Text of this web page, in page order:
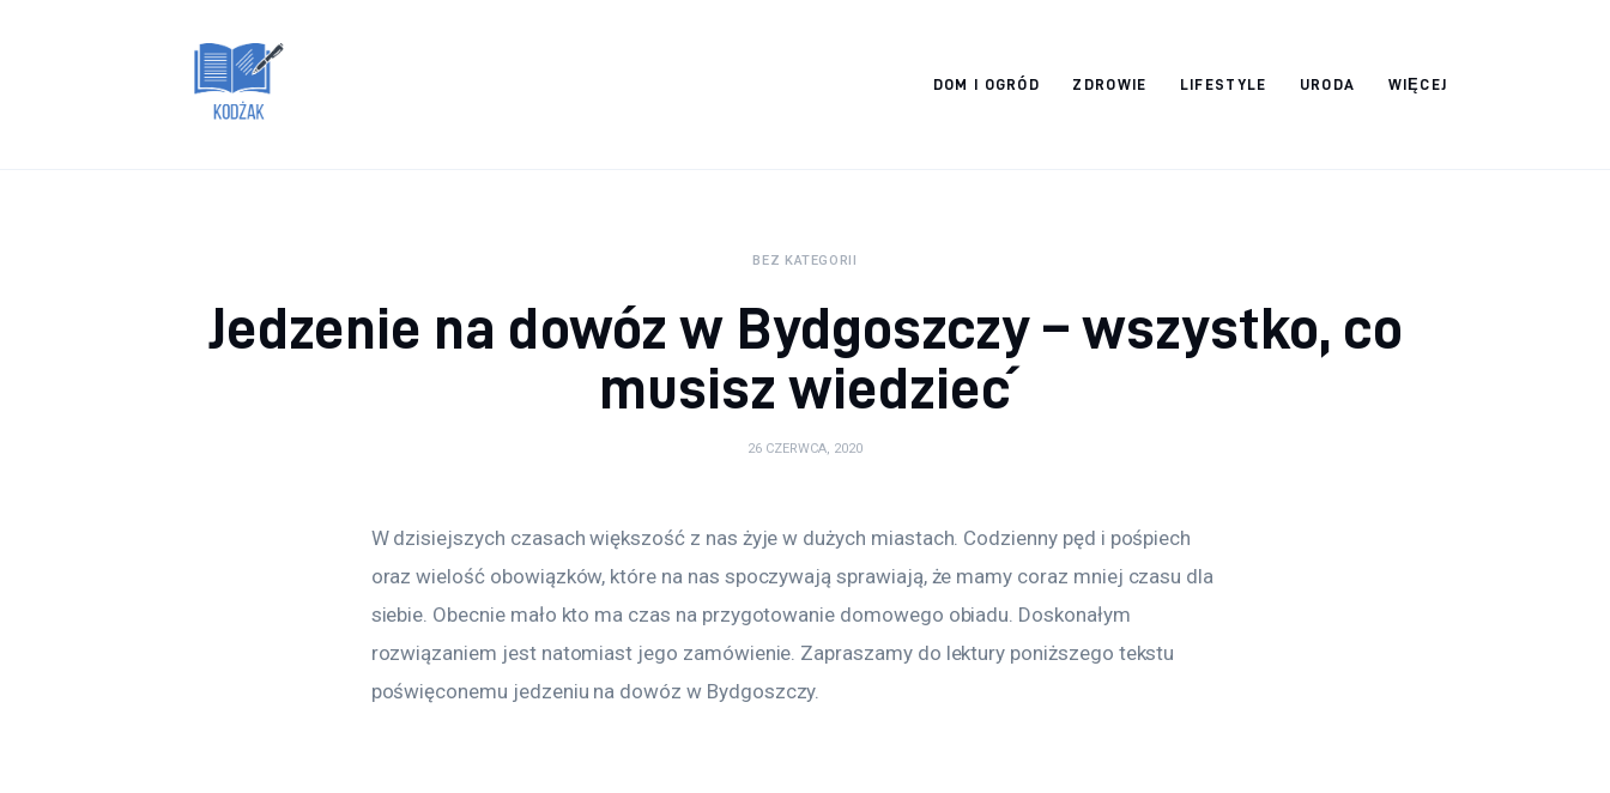
DOM I OGRÓD ZDROWIE LIFESTYLE URODA WIĘCEJ
BEZ KATEGORII
Jedzenie na dowóz w Bydgoszczy – wszystko, co
musisz wiedzieć
26 CZERWCA, 2020
W dzisiejszych czasach większość z nas żyje w dużych miastach. Codzienny pęd i pośpiech
oraz wielość obowiązków, które na nas spoczywają sprawiają, że mamy coraz mniej czasu dla
siebie. Obecnie mało kto ma czas na przygotowanie domowego obiadu. Doskonałym
rozwiązaniem jest natomiast jego zamówienie. Zapraszamy do lektury poniższego tekstu
poświęconemu jedzeniu na dowóz w Bydgoszczy.